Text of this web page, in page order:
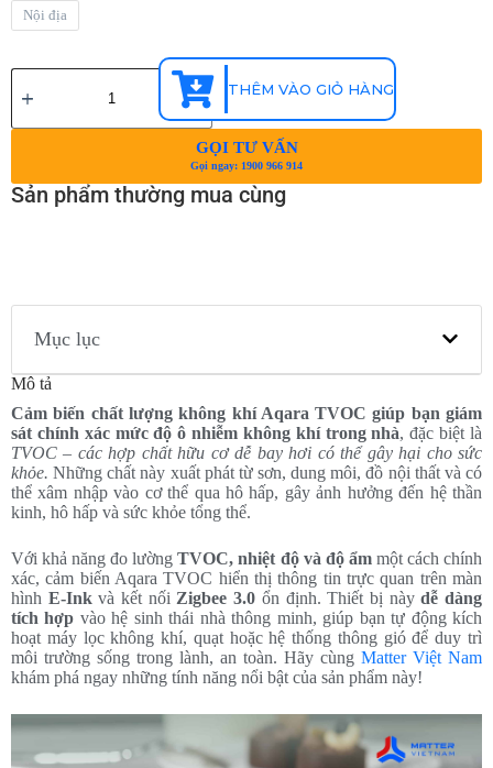
Nội địa
THÊM VÀO GIỎ HÀNG
GỌI TƯ VẤN
Gọi ngay: 1900 966 914
Sản phẩm thường mua cùng
Mục lục
Mô tả
Cảm biến chất lượng không khí Aqara TVOC giúp bạn giám
sát chính xác mức độ ô nhiễm không khí trong nhà, đặc biệt là
TVOC – các hợp chất hữu cơ dễ bay hơi có thể gây hại cho sức
khỏe. Những chất này xuất phát từ sơn, dung môi, đồ nội thất và có
thể xâm nhập vào cơ thể qua hô hấp, gây ảnh hưởng đến hệ thần
kinh, hô hấp và sức khỏe tổng thể.
Với khả năng đo lườngTVOC, nhiệt độ và độ ẩmmột cách chính
xác, cảm biến Aqara TVOC hiển thị thông tin trực quan trên màn
hình E-Inkvà kết nối Zigbee 3.0 ổn định. Thiết bị nàydễ dàng
tích hợp vào hệ sinh thái nhà thông minh, giúp bạn tự động kích
hoạt máy lọc không khí, quạt hoặc hệ thống thông gió để duy trì
môi trường sống trong lành, an toàn. Hãy cùng Matter Việt Nam
khám phá ngay những tính năng nổi bật của sản phẩm này!